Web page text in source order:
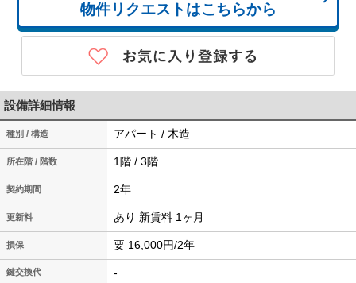
物件リクエストはこちらから
設備詳細情報
種別 / 構造 アパート / 木造
所在階 / 階数 1階 / 3階
契約期間 2年
更新料 あり 新賃料 1ヶ月
損保 要 16,000円/2年
鍵交換代 -